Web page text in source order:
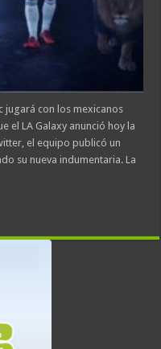
jugará con los mexicanos
el LA Galaxy anunció hoy la
el equipo publicó un
su nueva indumentaria. La